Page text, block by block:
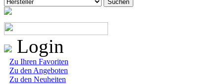
Login
Zu Ihren Favoriten
Zu den Angeboten
Zu den Neuheiten